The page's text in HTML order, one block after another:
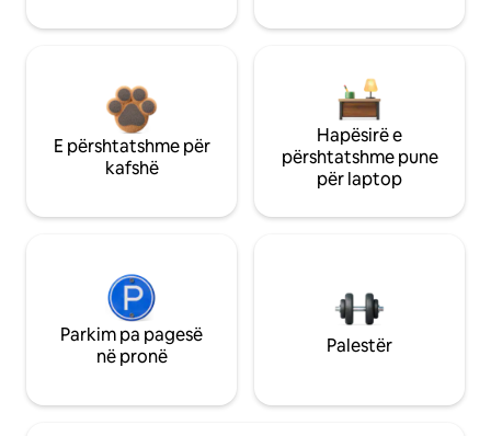
E përshtatshme për
kafshë
Hapësirë e
përshtatshme pune
për laptop
Parkim pa pagesë
në pronë
Palestër